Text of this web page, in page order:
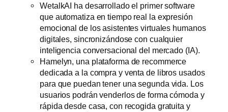
WetalkAI ha desarrollado el primer software
que automatiza en tiempo real la expresión
emocional de los asistentes virtuales humanos
digitales, sincronizándose con cualquier
inteligencia conversacional del mercado (IA).
Hamelyn, una plataforma de recommerce
dedicada a la compra y venta de libros usados
para que puedan tener una segunda vida. Los
usuarios podrán venderlos de forma cómoda y
rápida desde casa, con recogida gratuita y